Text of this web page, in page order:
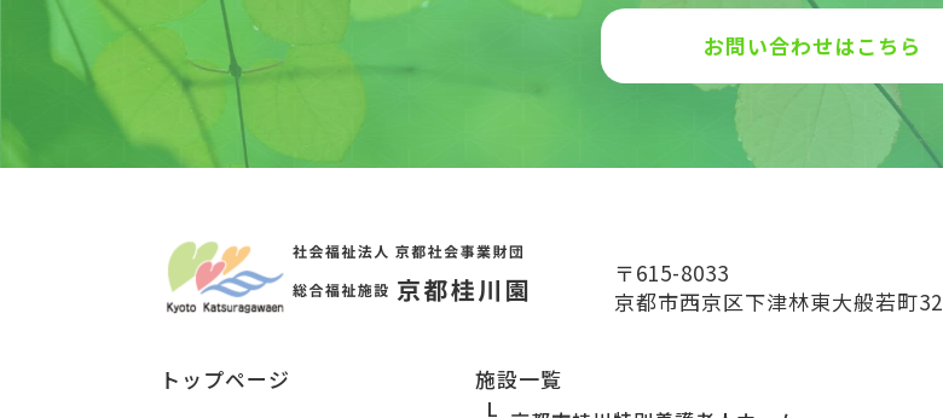
お問い合わせはこちら
〒615-8033
京都市西京区下津林東大般若町32
トップページ
施設一覧